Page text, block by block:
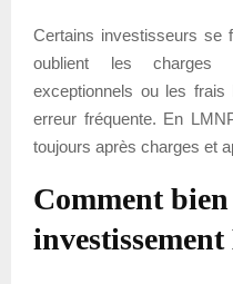
Certains investisseurs se
oublient les charges
exceptionnels ou les frais
erreur fréquente. En
toujours après charges et
Comment